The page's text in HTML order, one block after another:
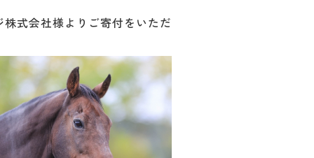
株式会社様よりご寄付をいただ